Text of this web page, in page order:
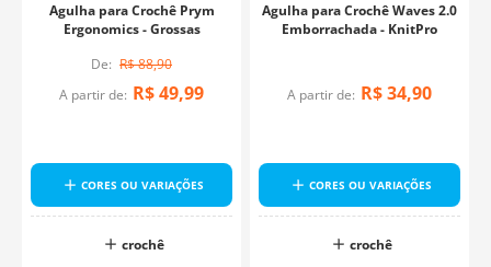
Agulha para Crochê Prym
Ergonomics - Grossas
R$88,90
A partir de: R$49,99
CORES OU VARIAÇÕES
crochê
Agulha para Crochê Waves 2.0
Emborrachada - KnitPro
A partir de: R$34,90
CORES OU VARIAÇÕES
crochê